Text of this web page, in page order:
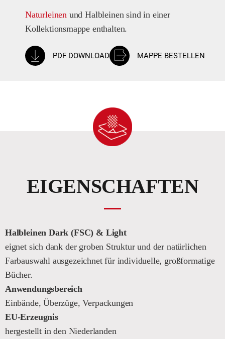
Naturleinen und Halbleinen sind in einer
Kollektionsmappe enthalten.
PDF DOWNLOAD MAPPE BESTELLEN
EIGENSCHAFTEN
Halbleinen Dark (FSC) & Light
eignet sich dank der groben Struktur und der natürlichen
Farbauswahl ausgezeichnet für individuelle, großformatige
Bücher.
Anwendungsbereich
Einbände, Überzüge, Verpackungen
EU-Erzeugnis
hergestellt in den Niederlanden